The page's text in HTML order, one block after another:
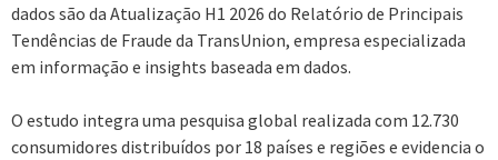
dados são da Atualização H1 2026 do Relatório de Principais
Tendências de Fraude da TransUnion, empresa especializada
em informação e insights baseada em dados.
O estudo integra uma pesquisa global realizada com 12.730
consumidores distribuídos por 18 países e regiões e evidencia o